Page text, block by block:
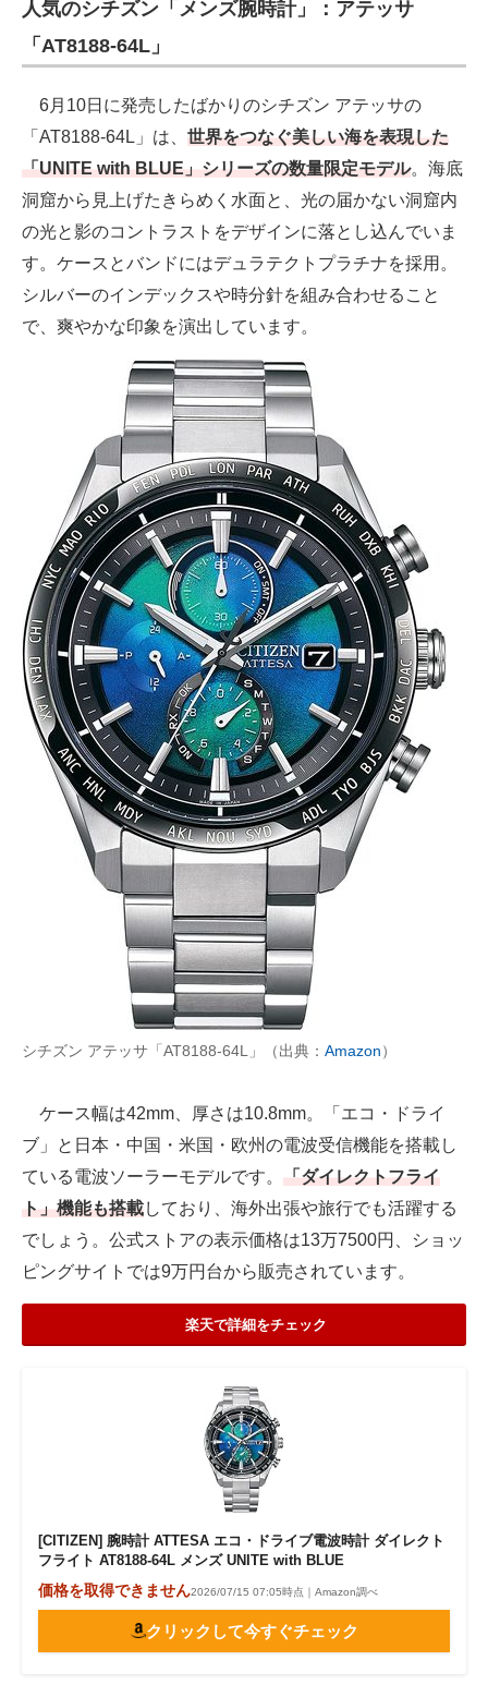
人気のシチズン「メンズ腕時計」：アテッサ
「AT8188-64L」
6月10日に発売したばかりのシチズン アテッサの
「AT8188-64L」は、 世界をつなぐ美しい海を表現した
「UNITE with BLUE」シリーズの数量限定モデル。海底
洞窟から見上げたきらめく水面と、光の届かない洞窟内
の光と影のコントラストをデザインに落とし込んでいま
す。ケースとバンドにはデュラテクトプラチナを採用。
シルバーのインデックスや時分針を組み合わせること
で、爽やかな印象を演出しています。
シチズン アテッサ「AT8188-64L」（出典： Amazon）
ケース幅は42mm、厚さは10.8mm。「エコ・ドライ
ブ」と日本・中国・米国・欧州の電波受信機能を搭載し
ている電波ソーラーモデルです。 「ダイレクトフライ
ト」機能も搭載しており、海外出張や旅行でも活躍する
でしょう。公式ストアの表示価格は13万7500円、ショッ
ピングサイトでは9万円台から販売されています。
楽天で詳細をチェック
[CITIZEN] 腕時計 ATTESA エコ・ドライブ電波時計 ダイレクト
フライト AT8188-64L メンズ UNITE with BLUE
価格を取得できません2026/07/15 07:05時点｜Amazon調べ
クリックして今すぐチェック